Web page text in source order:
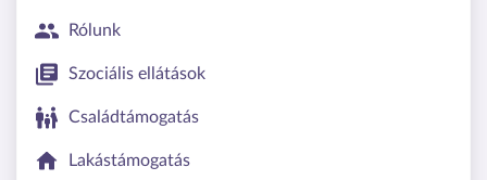
Rólunk
Szociális ellátások
Családtámogatás
Lakástámogatás